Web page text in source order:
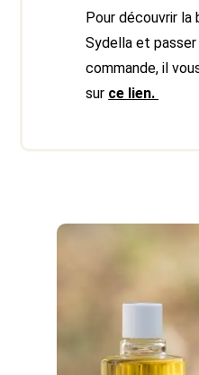
Pour découvrir la
Sydella et
commande, il
sur ce lien.